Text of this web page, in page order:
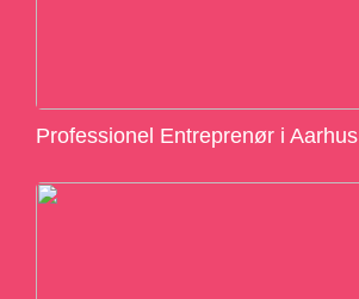
Professionel Entreprenør i Aarhus